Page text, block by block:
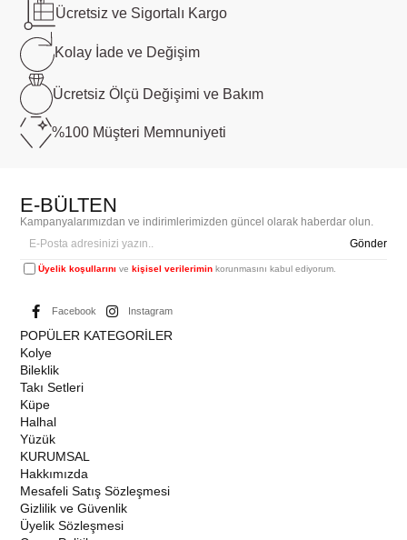
Ücretsiz ve Sigortalı Kargo
Kolay İade ve Değişim
Ücretsiz Ölçü Değişimi ve Bakım
%100 Müşteri Memnuniyeti
E-BÜLTEN
Kampanyalarımızdan ve indirimlerimizden güncel olarak haberdar olun.
Gönder
Üyelik koşullarını vekişisel verilerimin korunmasını kabul ediyorum.
Facebook Instagram
POPÜLER KATEGORİLER
Kolye
Bileklik
Takı Setleri
Küpe
Halhal
Yüzük
KURUMSAL
Hakkımızda
Mesafeli Satış Sözleşmesi
Gizlilik ve Güvenlik
Üyelik Sözleşmesi